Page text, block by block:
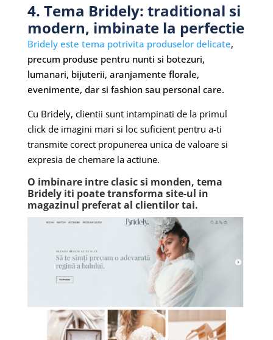
4. Tema Bridely: traditional si
modern, imbinate la perfectie
Bridely este tema potrivita produselor delicate,
precum produse pentru nunti si botezuri,
lumanari, bijuterii, aranjamente florale,
evenimente, dar si fashion sau personal care.
Cu Bridely, clientii sunt intampinati de la primul
click de imagini mari si loc suficient pentru a-ti
transmite corect propunerea unica de valoare si
expresia de chemare la actiune.
O imbinare intre clasic si monden, tema
Bridely iti poate transforma site-ul in
magazinul preferat al clientilor tai.